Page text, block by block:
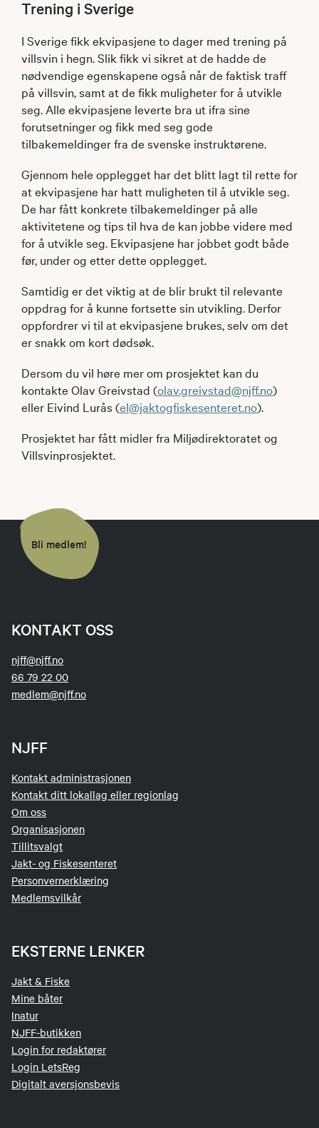
Trening i Sverige
I Sverige fikk ekvipasjene to dager med trening på
villsvin i hegn. Slik fikk vi sikret at de hadde de
nødvendige egenskapene også når de faktisk traff
på villsvin, samt at de fikk muligheter for å utvikle
seg. Alle ekvipasjene leverte bra ut ifra sine
forutsetninger og fikk med seg gode
tilbakemeldinger fra de svenske instruktørene.
Gjennom hele opplegget har det blitt lagt til rette for
at ekvipasjene har hatt muligheten til å utvikle seg.
De har fått konkrete tilbakemeldinger på alle
aktivitetene og tips til hva de kan jobbe videre med
for å utvikle seg. Ekvipasjene har jobbet godt både
før, under og etter dette opplegget.
Samtidig er det viktig at de blir brukt til relevante
oppdrag for å kunne fortsette sin utvikling. Derfor
oppfordrer vi til at ekvipasjene brukes, selv om det
er snakk om kort dødsøk.
Dersom du vil høre mer om prosjektet kan du
kontakte Olav Greivstad (olav.greivstad@njff.no)
eller Eivind Lurås (el@jaktogfiskesenteret.no).
Prosjektet har fått midler fra Miljødirektoratet og
Villsvinprosjektet.
Bli medlem!
KONTAKT OSS
njff@njff.no
66 79 22 00
medlem@njff.no
NJFF
Kontakt administrasjonen
Kontakt ditt lokallag eller regionlag
Om oss
Organisasjonen
Tillitsvalgt
Jakt- og Fiskesenteret
Personvernerklæring
Medlemsvilkår
EKSTERNE LENKER
Jakt & Fiske
Mine båter
Inatur
NJFF-butikken
Login for redaktører
Login LetsReg
Digitalt aversjonsbevis